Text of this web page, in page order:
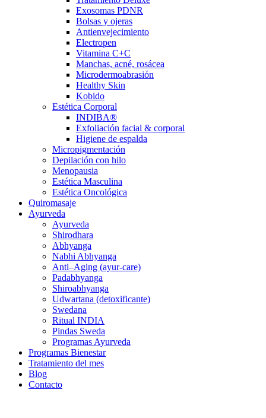
Exosomas PDNR
Bolsas y ojeras
Antienvejecimiento
Electropen
Vitamina C+C
Manchas, acné, rosácea
Microdermoabrasión
Healthy Skin
Kobido
Estética Corporal
INDIBA®
Exfoliación facial & corporal
Higiene de espalda
Micropigmentación
Depilación con hilo
Menopausia
Estética Masculina
Estética Oncológica
Quiromasaje
Ayurveda
Ayurveda
Shirodhara
Abhyanga
Nabhi Abhyanga
Anti–Aging (ayur-care)
Padabhyanga
Shiroabhyanga
Udwartana (detoxificante)
Swedana
Ritual INDIA
Pindas Sweda
Programas Ayurveda
Programas Bienestar
Tratamiento del mes
Blog
Contacto